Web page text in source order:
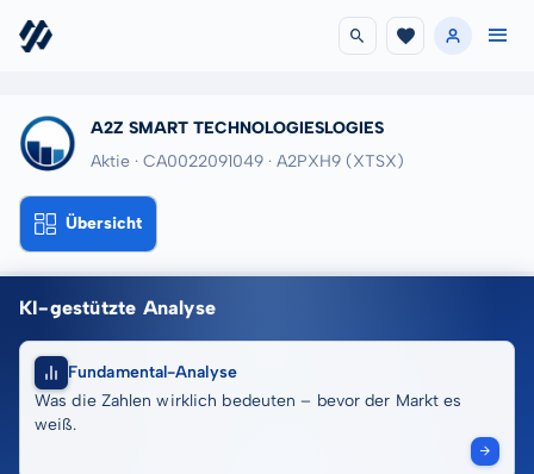
A2Z SMART TECHNOLOGIESLOGIES
Aktie · CA0022091049 · A2PXH9 (XTSX)
Übersicht
KI-gestützte Analyse
Fundamental-Analyse
Was die Zahlen wirklich bedeuten – bevor der Markt es
weiß.